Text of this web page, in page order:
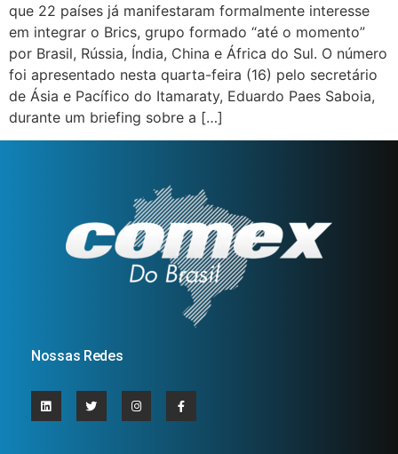
que 22 países já manifestaram formalmente interesse
em integrar o Brics, grupo formado “até o momento”
por Brasil, Rússia, Índia, China e África do Sul. O número
foi apresentado nesta quarta-feira (16) pelo secretário
de Ásia e Pacífico do Itamaraty, Eduardo Paes Saboia,
durante um briefing sobre a […]
Nossas Redes